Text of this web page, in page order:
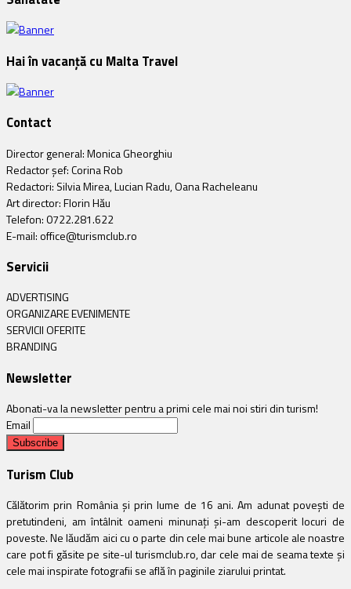
Hai în vacanță cu Malta Travel
Contact
Director general: Monica Gheorghiu
Redactor șef: Corina Rob
Redactori: Silvia Mirea, Lucian Radu, Oana Racheleanu
Art director: Florin Hău
Telefon: 0722.281.622
E-mail: office@turismclub.ro
Servicii
ADVERTISING
ORGANIZARE EVENIMENTE
SERVICII OFERITE
BRANDING
Newsletter
Abonati-va la newsletter pentru a primi cele mai noi stiri din turism!
Email
Turism Club
Călătorim prin România și prin lume de 16 ani. Am adunat povești de
pretutindeni, am întâlnit oameni minunați și-am descoperit locuri de
poveste. Ne lăudăm aici cu o parte din cele mai bune articole ale noastre
care pot fi găsite pe site-ul turismclub.ro, dar cele mai de seama texte și
cele mai inspirate fotografii se află în paginile ziarului printat.